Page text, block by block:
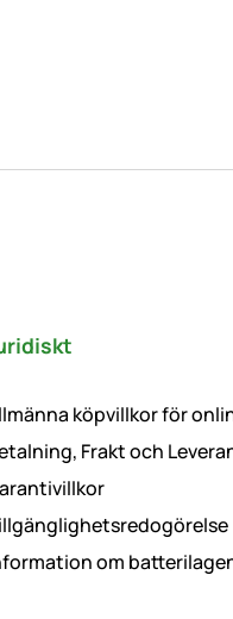
köpvillkor för
Frakt och
om